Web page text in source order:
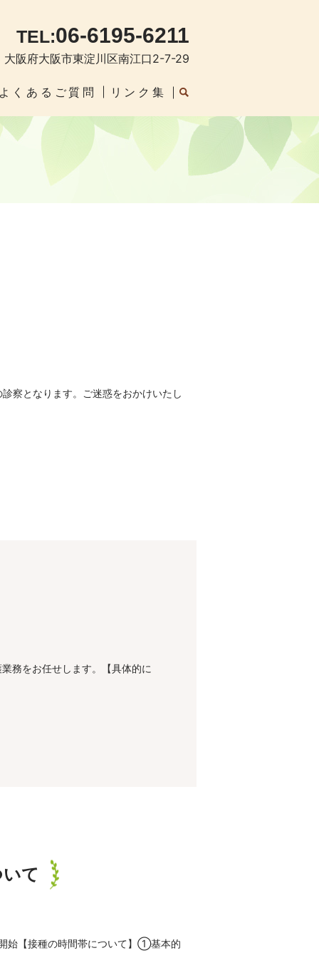
TEL:06-6195-6211
阪府大阪市東淀川区南江口2-7-29
くあるご質問 リンク集
察となります。ご迷惑をおかけいたし
務をお任せします。【具体的に
て
始【接種の時間帯について】①基本的